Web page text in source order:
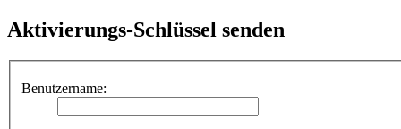
Aktivierungs-Schlüssel senden
Benutzername: